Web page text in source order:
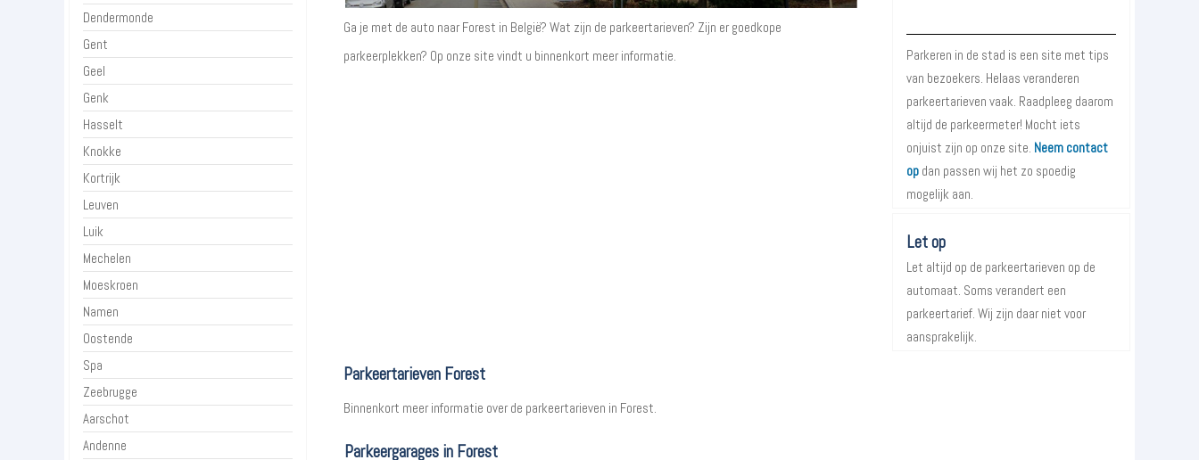
Dendermonde
Gent
Geel
Genk
Hasselt
Knokke
Kortrijk
Leuven
Luik
Mechelen
Moeskroen
Namen
Oostende
Spa
Zeebrugge
Aarschot
Andenne
Ga je met de auto naar Forest in België? Wat zijn de parkeertarieven? Zijn er goedkope
parkeerplekken? Op onze site vindt u binnenkort meer informatie.
Parkeertarieven Forest
Binnenkort meer informatie over de parkeertarieven in Forest.
Parkeergarages in Forest
Parkeren in de stad is een site met tips
van bezoekers. Helaas veranderen
parkeertarieven vaak. Raadpleeg daarom
altijd de parkeermeter! Mocht iets
onjuist zijn op onze site. Neem contact
op dan passen wij het zo spoedig
mogelijk aan.
Let op
Let altijd op de parkeertarieven op de
automaat. Soms verandert een
parkeertarief. Wij zijn daar niet voor
aansprakelijk.